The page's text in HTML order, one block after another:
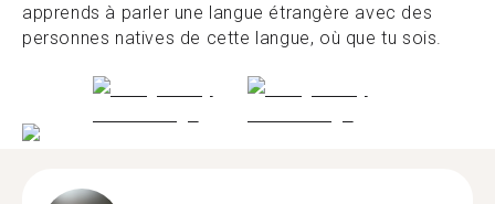
apprends à parler une langue étrangère avec des
personnes natives de cette langue, où que tu sois.